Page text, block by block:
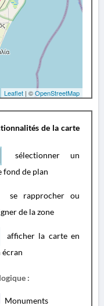
Leaflet | ©OpenStreetMap
de la carte
sélectionner un
fond de plan
se rapprocher ou
de la zone
afficher la carte en
écran
:
Monuments